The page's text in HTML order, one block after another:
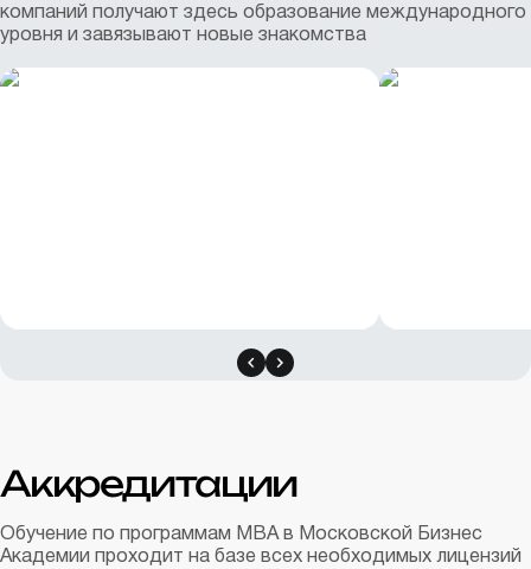
компаний получают здесь образование международного
уровня и завязывают новые знакомства
Аккредитации
Обучение по программам MBA в Московской Бизнес
Академии проходит на базе всех необходимых лицензий